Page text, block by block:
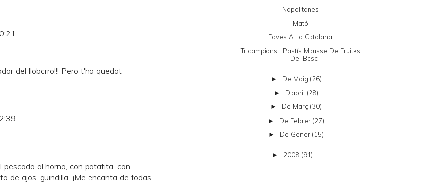
del llobarro!!! Pero t'ha quedat
pescado al horno, con patatita, con
de ajos, guindilla...¡Me encanta de todas
Napolitanes
Mató
Faves A La Catalana
Tricampions I Pastís Mousse De Fruites
Del Bosc
► De Maig (26)
► D’abril (28)
► De Març (30)
► De Febrer (27)
► De Gener (15)
► 2008 (91)